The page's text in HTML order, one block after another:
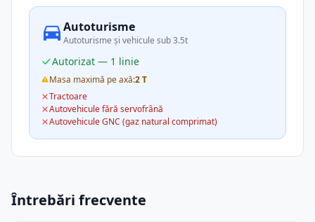
Autoturisme
Autoturisme și vehicule sub 3.5t
Autorizat — 1 linie
Masa maximă pe axă:2 T
Tractoare
Autovehicule fără servofrână
Autovehicule GNC (gaz natural comprimat)
Întrebări frecvente